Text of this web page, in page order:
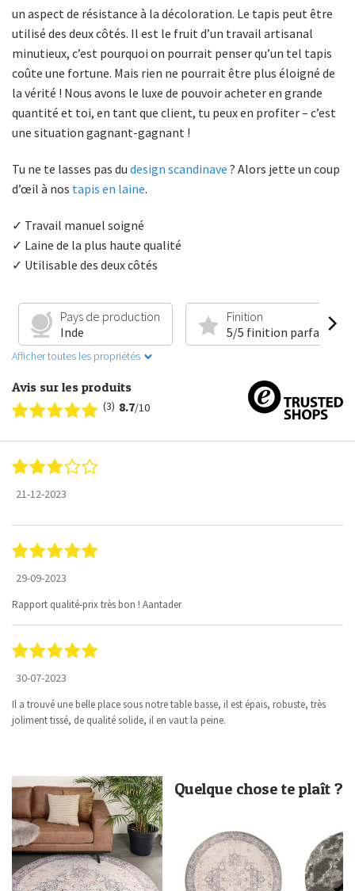
un aspect de résistance à la décoloration. Le tapis peut être
utilisé des deux côtés. Il est le fruit d’un travail artisanal
minutieux, c’est pourquoi on pourrait penser qu’un tel tapis
coûte une fortune. Mais rien ne pourrait être plus éloigné de
la vérité ! Nous avons le luxe de pouvoir acheter en grande
quantité et toi, en tant que client, tu peux en profiter – c’est
une situation gagnant-gagnant !
Tu ne te lasses pas du design scandinave ? Alors jette un coup
d’œil à nos tapis en laine.
✓ Travail manuel soigné
✓ Laine de la plus haute qualité
✓ Utilisable des deux côtés
Pays de production
Inde
Finition
5/5 finition parfaite
Afficher toutes les propriétés
Avis sur les produits
(3) 8.7/10
21-12-2023
29-09-2023
Rapport qualité-prix très bon ! Aantader
30-07-2023
Il a trouvé une belle place sous notre table basse, il est épais, robuste, très
joliment tissé, de qualité solide, il en vaut la peine.
Quelque chose te plaît ?